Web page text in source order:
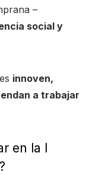
–
social y
innoven,
a trabajar
en la I